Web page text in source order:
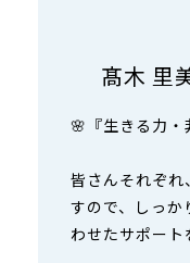
髙木 里
🌸『生きる力・
皆さんそれぞれ
すので、しっか
わせたサポート